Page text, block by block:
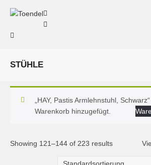
STÜHLE
„HAY, Pastis Armlehnstuhl,
Warenkorb hinzugefügt.
Showing 121–144 of 223 results